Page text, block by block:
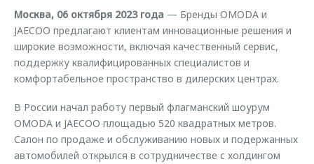
OMODA Лизинг
Кредит и страхование
Кредитные программы
Страхование
Кредитный калькулятор
Аксессуары
Поддержка
Помощь на дороге
Гарантия
Дополнительная техническая поддержка
Руководства по эксплуатации
Клиентская поддержка
Бренд JAECOO
Правовая информация
Обратная связь
Москва, 06 октября 2023 года — Бренды OMODA и
JAECOO предлагают клиентам инновационные решения и
широкие возможности, включая качественный сервис,
поддержку квалифицированных специалистов и
комфортабельное пространство в дилерских центрах.
В России начал работу первый флагманский шоурум
OMODA и JAECOO площадью 520 квадратных метров.
Салон по продаже и обслуживанию новых и подержанных
автомобилей открылся в сотрудничестве с холдингом